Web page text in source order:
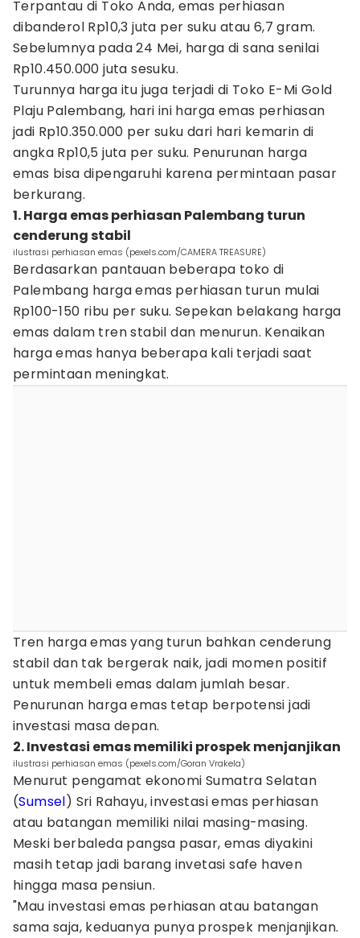
Terpantau di Toko Anda, emas perhiasan
dibanderol Rp10,3 juta per suku atau 6,7 gram.
Sebelumnya pada 24 Mei, harga di sana senilai
Rp10.450.000 juta sesuku.
Turunnya harga itu juga terjadi di Toko E-Mi Gold
Plaju Palembang, hari ini harga emas perhiasan
jadi Rp10.350.000 per suku dari hari kemarin di
angka Rp10,5 juta per suku. Penurunan harga
emas bisa dipengaruhi karena permintaan pasar
berkurang.
1. Harga emas perhiasan Palembang turun
cenderung stabil
ilustrasi perhiasan emas (pexels.com/CAMERA TREASURE)
Berdasarkan pantauan beberapa toko di
Palembang harga emas perhiasan turun mulai
Rp100-150 ribu per suku. Sepekan belakang harga
emas dalam tren stabil dan menurun. Kenaikan
harga emas hanya beberapa kali terjadi saat
permintaan meningkat.
Tren harga emas yang turun bahkan cenderung
stabil dan tak bergerak naik, jadi momen positif
untuk membeli emas dalam jumlah besar.
Penurunan harga emas tetap berpotensi jadi
investasi masa depan.
2. Investasi emas memiliki prospek menjanjikan
ilustrasi perhiasan emas (pexels.com/Goran Vrakela)
Menurut pengamat ekonomi Sumatra Selatan
(Sumsel) Sri Rahayu, investasi emas perhiasan
atau batangan memiliki nilai masing-masing.
Meski berbaleda pangsa pasar, emas diyakini
masih tetap jadi barang invetasi safe haven
hingga masa pensiun.
"Mau investasi emas perhiasan atau batangan
sama saja, keduanya punya prospek menjanjikan.